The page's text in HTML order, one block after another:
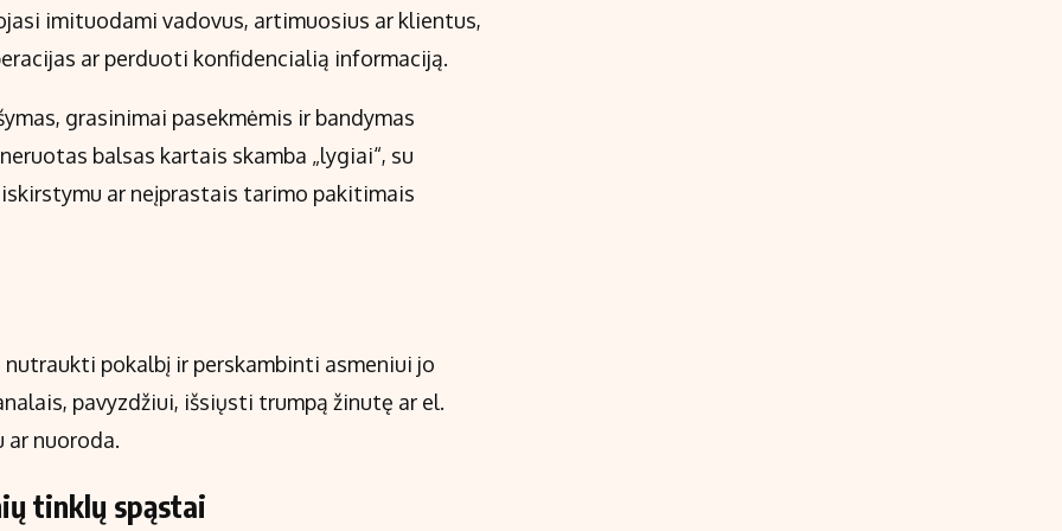
imituodami vadovus, artimuosius ar klientus,
ar perduoti konfidencialią informaciją.
grasinimai pasekmėmis ir bandymas
balsas kartais skamba „lygiai“, su
ar neįprastais tarimo pakitimais
pokalbį ir perskambinti asmeniui jo
pavyzdžiui, išsiųsti trumpą žinutę ar el.
ar nuoroda.
tinklų spąstai